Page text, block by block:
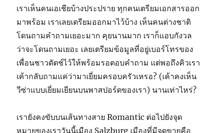
เราเห็นคนเอเชียบ้างประปราย ทุกคนเตรียมเอกสารออก
มาพร้อม เราเลยเตรียมออกมาไว้บ้าง เห็นคนต่างชาติ
โดนถามคำถามเยอะมาก คุยนานมาก เราก็แอบกังวล
ว่าจะโดนถามเยอะ เลยเตรียมข้อมูลที่อยู่เบอร์โทรของ
เพื่อนชาวดัตช์ไว้ให้พร้อมรอตอบคำถาม แต่พอถึงคิวเรา
เค้ากลับถามแค่ว่ามาเยี่ยมครอบครัวเหรอ? (เค้าคงเห็น
วีซ่าแบบเยี่ยมเยียนบนพาสปอร์ตของเรา) นานเท่าไหร่?
เรายังคงขับบนเส้นทางสาย Romantic ต่อไปยังจุด
หมายของเราวันนี้เมือง Salzburg เมืองที่มีจุดขายคือ